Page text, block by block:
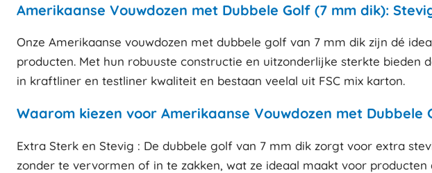
Amerikaanse Vouwdozen met Dubbele Golf (7 mm dik):
Onze Amerikaanse vouwdozen met dubbele golf van 7 mm dik zijn dé
producten. Met hun robuuste constructie en uitzonderlijke sterkte bieden
in kraftliner en testliner kwaliteit en bestaan veelal uit FSC mix karton.
Waarom kiezen voor Amerikaanse Vouwdozen met Dubbele
Extra Sterk en Stevig : De dubbele golf van 7 mm dik zorgt voor extra
zonder te vervormen of in te zakken, wat ze ideaal maakt voor